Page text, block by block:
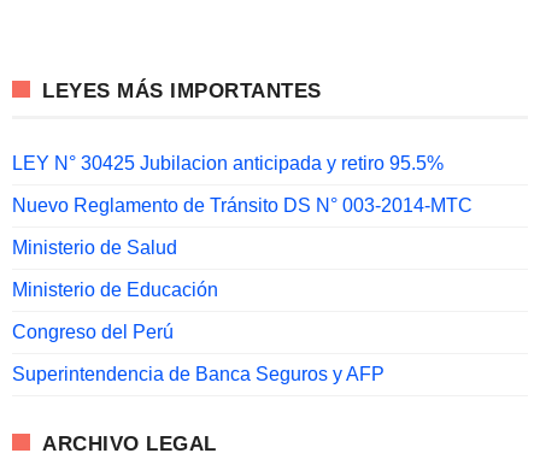
LEYES MÁS IMPORTANTES
LEY N° 30425 Jubilacion anticipada y retiro 95.5%
Nuevo Reglamento de Tránsito DS N° 003-2014-MTC
Ministerio de Salud
Ministerio de Educación
Congreso del Perú
Superintendencia de Banca Seguros y AFP
ARCHIVO LEGAL